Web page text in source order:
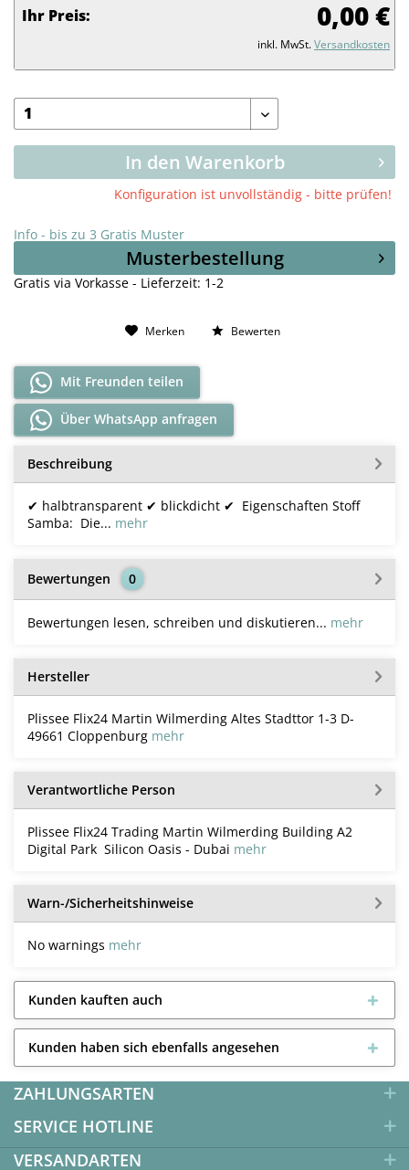
Ihr Preis: 0,00 €
inkl. MwSt.Versandkosten
In den Warenkorb
Konfiguration ist unvollständig - bitte prüfen!
Musterbestellung
Info - bis zu 3 Gratis Muster
Gratis via Vorkasse - Lieferzeit: 1-2
Merken Bewerten
Mit Freunden teilen
Über WhatsApp anfragen
Beschreibung
✔ halbtransparent ✔ blickdicht ✔ Eigenschaften Stoff
Samba: Die... mehr
Bewertungen 0
Bewertungen lesen, schreiben und diskutieren... mehr
Hersteller
Plissee Flix24 Martin Wilmerding Altes Stadttor 1-3 D-
49661 Cloppenburg mehr
Verantwortliche Person
Plissee Flix24 Trading Martin Wilmerding Building A2
Digital Park Silicon Oasis - Dubai mehr
Warn-/Sicherheitshinweise
No warnings mehr
Kunden kauften auch
Kunden haben sich ebenfalls angesehen
ZAHLUNGSARTEN
SERVICE HOTLINE
VERSANDARTEN